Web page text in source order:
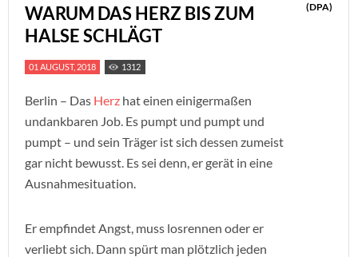
WARUM DAS HERZ BIS ZUM
HALSE SCHLÄGT
(DPA)
01 AUGUST, 2018 1312
Berlin – Das Herz hat einen einigermaßen
undankbaren Job. Es pumpt und pumpt und
pumpt – und sein Träger ist sich dessen zumeist
gar nicht bewusst. Es sei denn, er gerät in eine
Ausnahmesituation.
Er empfindet Angst, muss losrennen oder er
verliebt sich. Dann spürt man plötzlich jeden